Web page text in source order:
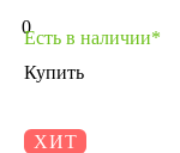
0
Есть в наличии*
Купить
ХИТ